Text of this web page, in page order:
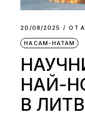
20/08/2025 ОТ
НАСАМ-НАТАМ
НАЙ-
В